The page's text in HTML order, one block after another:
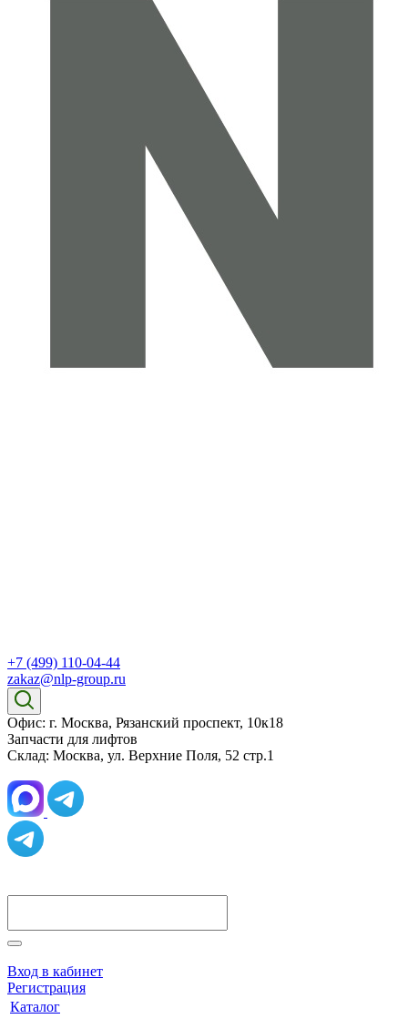
+7 (499) 110-04-44
zakaz@nlp-group.ru
Офис: г. Москва, Рязанский проспект, 10к18
Запчасти для лифтов
Склад: Москва, ул. Верхние Поля, 52 стр.1
Вход в кабинет
Регистрация
Каталог